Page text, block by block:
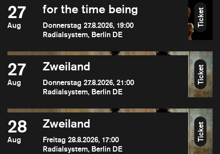
27
Aug
for the time being
Donnerstag 27.8.2026, 19:00
Radialsystem, Berlin DE
Ticket
27
Aug
Zweiland
Donnerstag 27.8.2026, 21:00
Radialsystem, Berlin DE
Ticket
28
Aug
Zweiland
Freitag 28.8.2026, 17:00
Radialsystem, Berlin DE
Ticket